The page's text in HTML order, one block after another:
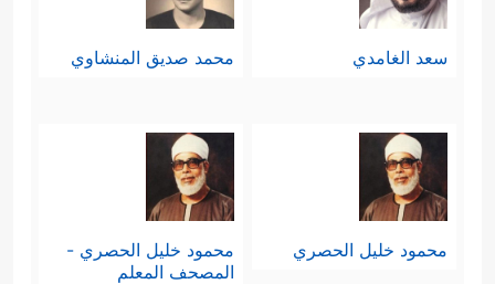
سعد الغامدي محمد صديق المنشاوي
محمود خليل الحصري
محمود خليل الحصري -
المصحف المعلم